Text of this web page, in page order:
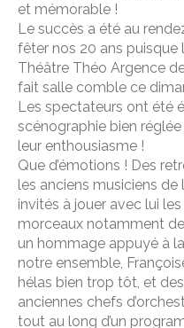
et mémorable !
Le succès a été au
fêter nos 20 ans puisque
Théâtre Théo Argence
fait salle comble ce
Les spectateurs ont été
scénographie bien
leur enthousiasme !
Que d’émotions ! Des
les anciens musiciens de
invités à jouer avec lui les
morceaux notamment
un hommage appuyé à
notre ensemble,
hélas bien trop tôt, et
anciennes chefs
tout au long d’un